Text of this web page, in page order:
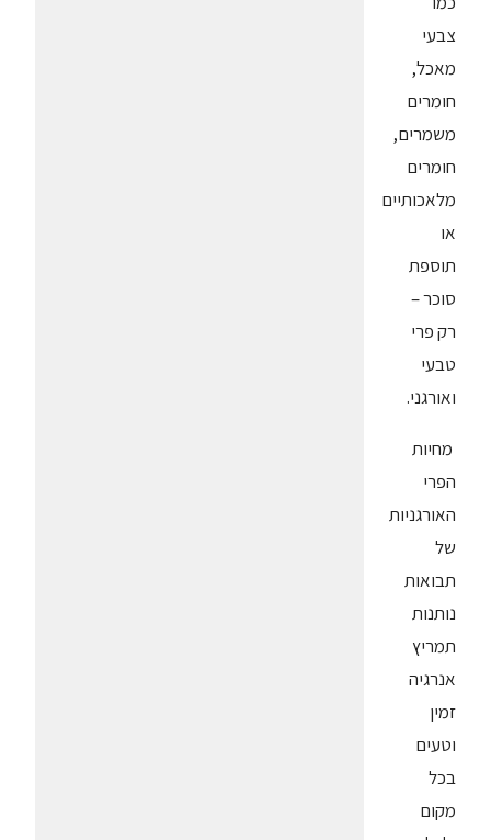
צבעי
מאכל,
חומרים
משמרים,
חומרים
מלאכותיים
או
תוספת
סוכר –
רק פרי
טבעי
ואורגני.
מחיות
הפרי
האורגניות
של
תבואות
נותנות
תמריץ
אנרגיה
זמין
וטעים
בכל
מקום